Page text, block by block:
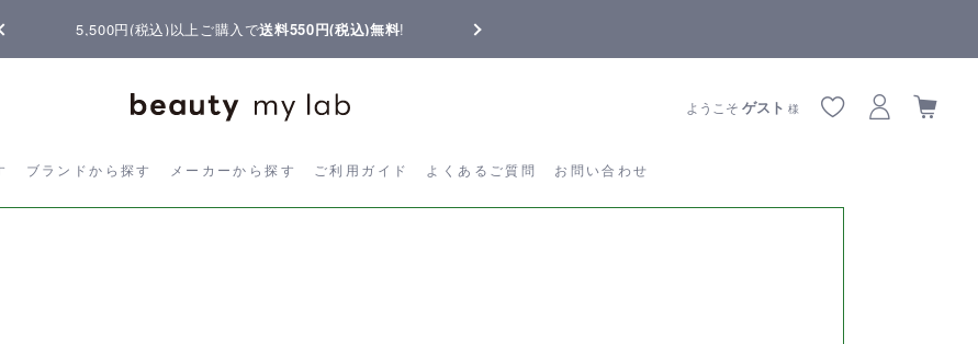
5,500円(税込)以上ご購入で送料550円(税込)無料!
ブランドから探す メーカーから探す ご利用ガイド よくあるご質問 お問い合わせ
ようこそゲスト 様
す ブランドから探す メーカーから探す ご利用ガイド よくあるご質問